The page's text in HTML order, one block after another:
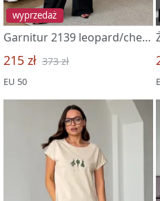
wyprzedaż
Garnitur 2139 leopard/chernyj
215 zł 373 zł
EU 50